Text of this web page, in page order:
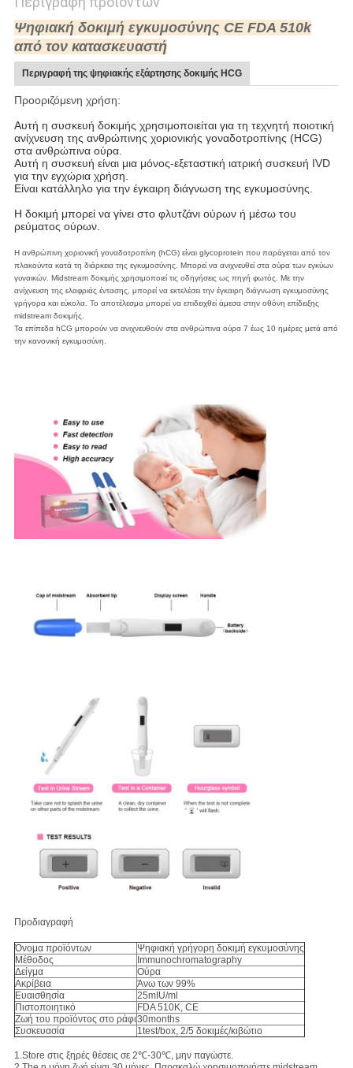
Ψηφιακή δοκιμή εγκυμοσύνης CE FDA 510k
από τον κατασκευαστή
Περιγραφή της ψηφιακής εξάρτησης δοκιμής HCG
Προοριζόμενη χρήση:
Αυτή η συσκευή δοκιμής χρησιμοποιείται για τη τεχνητή ποιοτική
ανίχνευση της ανθρώπινης χοριονικής γοναδοτροπίνης (HCG)
στα ανθρώπινα ούρα.
Αυτή η συσκευή είναι μια μόνος-εξεταστική ιατρική συσκευή IVD
για την εγχώρια χρήση.
Είναι κατάλληλο για την έγκαιρη διάγνωση της εγκυμοσύνης.
Η δοκιμή μπορεί να γίνει στο φλυτζάνι ούρων ή μέσω του
ρεύματος ούρων.
Η ανθρώπινη χοριονική γοναδοτροπίνη (hCG) είναι glycoprotein που παράγεται από τον
πλακούντα κατά τη διάρκεια της εγκυμοσύνης. Μπορεί να ανιχνευθεί στα ούρα των εγκύων
γυναικών. Midstream δοκιμής χρησιμοποιεί τις οδηγήσεις ως πηγή φωτός. Με την
ανίχνευση της ελαφριάς έντασης, μπορεί να εκτελέσει την έγκαιρη διάγνωση εγκυμοσύνης
γρήγορα και εύκολα. Το αποτέλεσμα μπορεί να επιδειχθεί άμεσα στην οθόνη επίδειξης
midstream δοκιμής.
Τα επίπεδα hCG μπορούν να ανιχνευθούν στα ανθρώπινα ούρα 7 έως 10 ημέρες μετά από
την κανονική εγκυμοσύνη.
Προδιαγραφή
Όνομα προϊόντων
Ψηφιακή γρήγορη δοκιμή εγκυμοσύνης
Μέθοδος
Immunochromatography
Δείγμα
Ούρα
Ακρίβεια
Άνω των 99%
Ευαισθησία
25mIU/ml
Πιστοποιητικό
FDA 510K, CE
Ζωή του προϊόντος στο ράφι30months
Συσκευασία
1test/box, 2/5 δοκιμές/κιβώτιο
1.Store στις ξηρές θέσεις σε 2℃-30℃, μην παγώστε.